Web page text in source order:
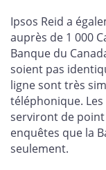
Ipsos Reid a
auprès de 1 000
Banque du
soient pas
ligne sont très
téléphonique.
serviront de
enquêtes que la
seulement.